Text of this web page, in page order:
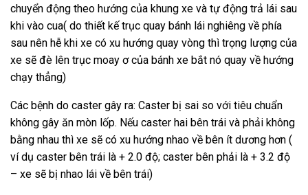
chuyển động theo hướng của khung xe và tự động trả lái sau
khi vào cua( do thiết kế trục quay bánh lái nghiêng về phía
sau nên hễ khi xe có xu hướng quay vòng thì trọng lượng của
xe sẽ đè lên trục moay ơ của bánh xe bắt nó quay về hướng
chạy thẳng)
Các bệnh do caster gây ra: Caster bị sai so với tiêu chuẩn
không gây ăn mòn lốp. Nếu caster hai bên trái và phải không
bằng nhau thì xe sẽ có xu hướng nhao về bên ít dương hơn (
ví dụ caster bên trái là + 2.0 độ; caster bên phải là + 3.2 độ
– xe sẽ bị nhao lái về bên trái)